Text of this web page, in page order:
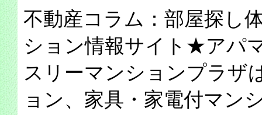
不動産コラム：部屋探し
ション情報サイト★アパ
スリーマンションプラザ
ョン、家具・家電付マン